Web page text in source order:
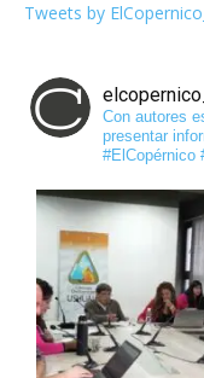
Tweets by
Con autores
presentar
#ElCopérnico